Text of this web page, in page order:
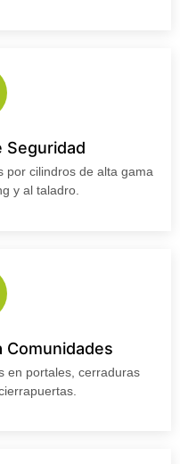
Seguridad
por cilindros de alta gama
y al taladro.
Comunidades
en portales, cerraduras